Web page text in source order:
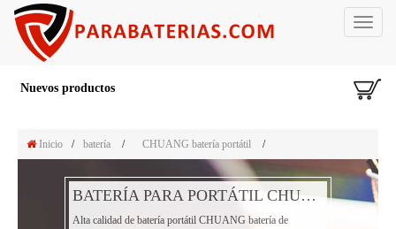
Toggle
Nuevos productos
Inicio / batería / CHUANG batería portátil /
BATERÍA PARA PORTÁTIL CHUANG BATERÍA
Alta calidad de batería portátil CHUANG batería de